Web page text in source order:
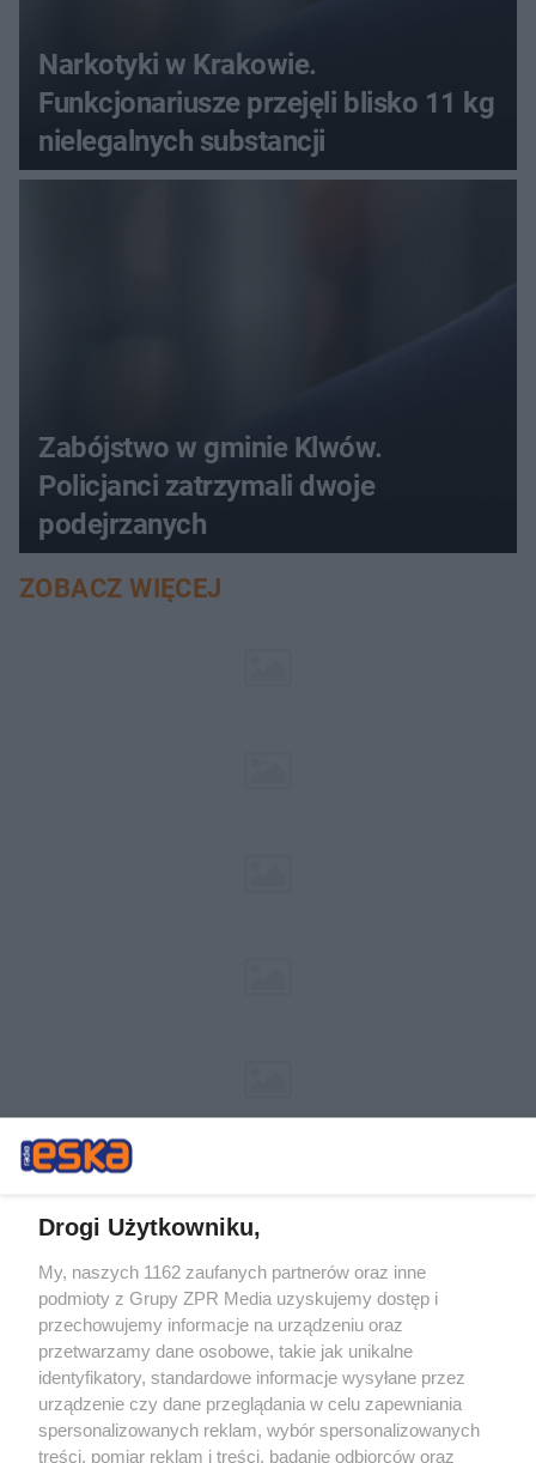
Narkotyki w Krakowie.
Funkcjonariusze przejęli blisko 11 kg
nielegalnych substancji
Zabójstwo w gminie Klwów.
Policjanci zatrzymali dwoje
podejrzanych
ZOBACZ WIĘCEJ
Żaden utwór zamieszczony w serwisie nie może być powielany i
rozpowszechniany lub dalej rozpowszechniany w jakikolwiek sposób (w
tym także elektroniczny lub mechaniczny) na jakimkolwiek polu
eksploatacji w jakiejkolwiek formie, włącznie z umieszczaniem w
Internecie bez pisemnej zgody właściciela praw. Jakiekolwiek użycie lub
wykorzystanie utworów w całości lub w części z naruszeniem prawa,
tzn. bez właściwej zgody, jest zabronione pod groźbą kary i może być
ścigane prawnie.
Drogi Użytkowniku,
My, naszych 1162 zaufanych partnerów oraz inne
podmioty z Grupy ZPR Media uzyskujemy dostęp i
przechowujemy informacje na urządzeniu oraz
przetwarzamy dane osobowe, takie jak unikalne
identyfikatory, standardowe informacje wysyłane przez
urządzenie czy dane przeglądania w celu zapewniania
spersonalizowanych reklam, wybór spersonalizowanych
treści, pomiar reklam i treści, badanie odbiorców oraz